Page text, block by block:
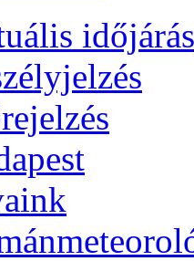
időjárás